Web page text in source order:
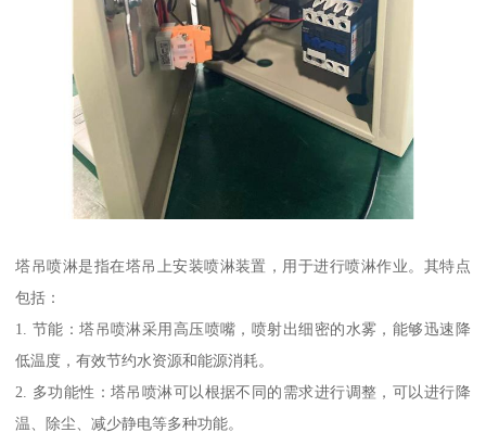
塔吊喷淋是指在塔吊上安装喷淋装置，用于进行喷淋作业。其特点
包括：
1. 节能：塔吊喷淋采用高压喷嘴，喷射出细密的水雾，能够迅速降
低温度，有效节约水资源和能源消耗。
2. 多功能性：塔吊喷淋可以根据不同的需求进行调整，可以进行降
温、除尘、减少静电等多种功能。